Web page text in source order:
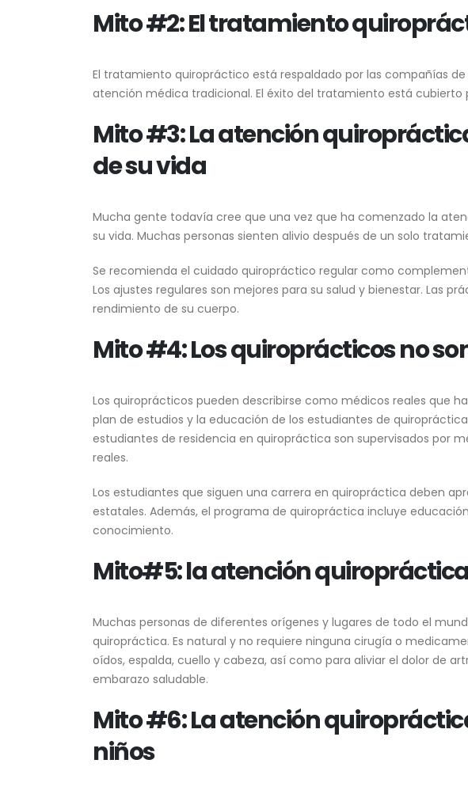
Mito #2: El tratamiento
El tratamiento quiropráctico está respaldado por las compañías de
atención médica tradicional. El éxito del tratamiento está cubierto
Mito #3: La atención
de su vida
Mucha gente todavía cree que una vez que ha comenzado la
su vida. Muchas personas sienten alivio después de un solo
Se recomienda el cuidado quiropráctico regular como
Los ajustes regulares son mejores para su salud y bienestar. Las
rendimiento de su cuerpo.
Mito #4: Los quiroprácticos no
Los quiroprácticos pueden describirse como médicos reales que
plan de estudios y la educación de los estudiantes de
estudiantes de residencia en quiropráctica son supervisados por
reales.
Los estudiantes que siguen una carrera en quiropráctica deben
estatales. Además, el programa de quiropráctica incluye
conocimiento.
Mito#5: la atención
Muchas personas de diferentes orígenes y lugares de todo el
quiropráctica. Es natural y no requiere ninguna cirugía o
oídos, espalda, cuello y cabeza, así como para aliviar el dolor de
embarazo saludable.
Mito #6: La atención
niños